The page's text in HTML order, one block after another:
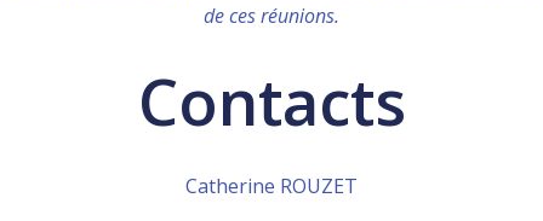
de ces réunions.
Contacts
Catherine ROUZET